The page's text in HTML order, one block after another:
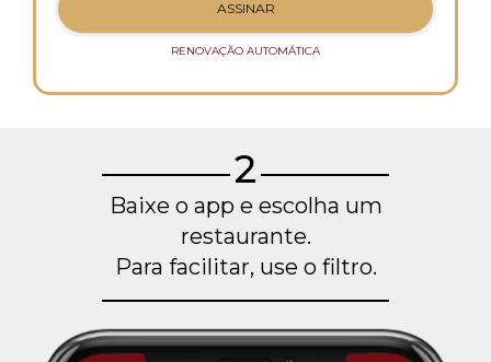
ASSINAR
RENOVAÇÃO AUTOMÁTICA
2
Baixe o app e escolha um
restaurante.
Para facilitar, use o filtro.